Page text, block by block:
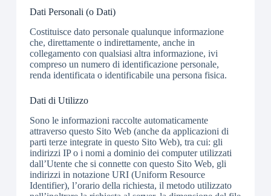
Dati Personali (o Dati)
Costituisce dato personale qualunque informazione
che, direttamente o indirettamente, anche in
collegamento con qualsiasi altra informazione, ivi
compreso un numero di identificazione personale,
renda identificata o identificabile una persona fisica.
Dati di Utilizzo
Sono le informazioni raccolte automaticamente
attraverso questo Sito Web (anche da applicazioni di
parti terze integrate in questo Sito Web), tra cui: gli
indirizzi IP o i nomi a dominio dei computer utilizzati
dall’Utente che si connette con questo Sito Web, gli
indirizzi in notazione URI (Uniform Resource
Identifier), l’orario della richiesta, il metodo utilizzato